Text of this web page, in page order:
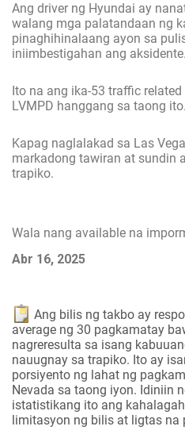
Ang driver ng Hyundai ay
walang mga palatandaan ng
pinaghihinalaang ayon sa
iniimbestigahan ang aksidente.
Ito na ang ika-53 traffic
LVMPD hanggang sa taong ito.
Kapag naglalakad sa Las
markadong tawiran at sundin
trapiko.
Wala nang available na
Abr 16, 2025
Ang bilis ng takbo ay
average ng 30 pagkamatay
nagreresulta sa isang
nauugnay sa trapiko. Ito ay
porsiyento ng lahat ng
Nevada sa taong iyon. Idiniin
istatistikang ito ang
limitasyon ng bilis at ligtas na